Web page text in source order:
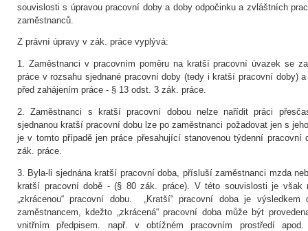
souvislosti s úpravou pracovní doby a doby odpočinku a zvláštních
zaměstnanců.
Z právní úpravy v zák. práce vyplývá:
1. Zaměstnanci v pracovním poměru na kratší pracovní úvazek se
práce v rozsahu sjednané pracovní doby (tedy i kratší pracovní doby)
před zahájením práce - § 13 odst. 3 zák. práce.
2. Zaměstnanci s kratší pracovní dobou nelze nařídit práci
sjednanou kratší pracovní dobu lze po zaměstnanci požadovat jen s
je v tomto případě jen práce přesahující stanovenou týdenní
zák. práce.
3. Byla-li sjednána kratší pracovní doba, přísluší zaměstnanci mzda
kratší pracovní době - (§ 80 zák. práce). V této souvislosti je však
„zkrácenou“ pracovní dobu. „Kratší“ pracovní doba je výsledkem
zaměstnancem, kdežto „zkrácená“ pracovní doba může být
vnitřním předpisem. např. v obtížném pracovním prostředí